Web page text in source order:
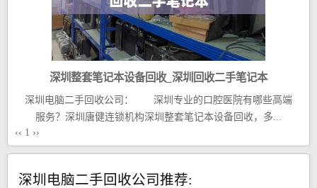
深圳整套笔记本设备回收_深圳回收二手笔记本
深圳电脑二手回收公司： 深圳专业的口腔医院有哪些高端
服务？深圳唐健连锁机构深圳整套笔记本设备回收，多...
‹‹ 1 ››
深圳电脑二手回收公司推荐: